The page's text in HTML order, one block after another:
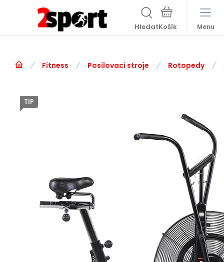
Hledat Menu
Fitness Posilovací stroje Rotopedy
TIP